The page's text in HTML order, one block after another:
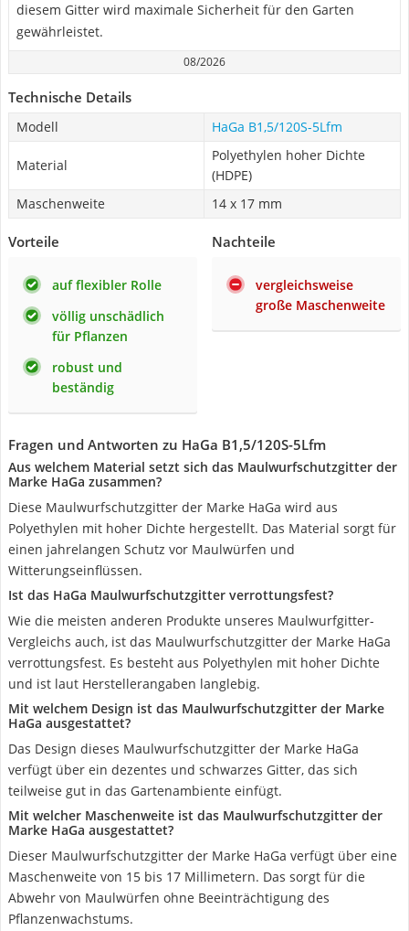
diesem Gitter wird maximale Sicherheit für den Garten
gewährleistet.
08/2026
Technische Details
Modell HaGa B1,5/120S-5Lfm
Material
Polyethylen hoher Dichte
(HDPE)
Maschenweite
14 x 17 mm
Vorteile
auf flexibler Rolle
völlig unschädlich
für Pflanzen
robust und
beständig
Nachteile
vergleichsweise
große Maschenweite
Fragen und Antworten zu HaGa B1,5/120S-5Lfm
Aus welchem Material setzt sich das Maulwurfschutzgitter der
Marke HaGa zusammen?
Diese Maulwurfschutzgitter der Marke HaGa wird aus
Polyethylen mit hoher Dichte hergestellt. Das Material sorgt für
einen jahrelangen Schutz vor Maulwürfen und
Witterungseinflüssen.
Ist das HaGa Maulwurfschutzgitter verrottungsfest?
Wie die meisten anderen Produkte unseres Maulwurfgitter-
Vergleichs auch, ist das Maulwurfschutzgitter der Marke HaGa
verrottungsfest. Es besteht aus Polyethylen mit hoher Dichte
und ist laut Herstellerangaben langlebig.
Mit welchem Design ist das Maulwurfschutzgitter der Marke
HaGa ausgestattet?
Das Design dieses Maulwurfschutzgitter der Marke HaGa
verfügt über ein dezentes und schwarzes Gitter, das sich
teilweise gut in das Gartenambiente einfügt.
Mit welcher Maschenweite ist das Maulwurfschutzgitter der
Marke HaGa ausgestattet?
Dieser Maulwurfschutzgitter der Marke HaGa verfügt über eine
Maschenweite von 15 bis 17 Millimetern. Das sorgt für die
Abwehr von Maulwürfen ohne Beeinträchtigung des
Pflanzenwachstums.